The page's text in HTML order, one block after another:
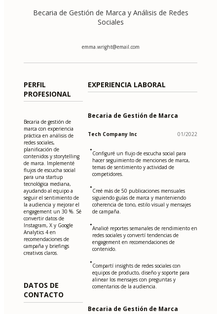
Becaria de Gestión de Marca y Análisis de Redes
Sociales
emma.wright@email.com
PERFIL
PROFESIONAL
Becaria de gestión de
marca con experiencia
práctica en análisis de
redes sociales,
planificación de
contenidos y storytelling
de marca. Implementé
flujos de escucha social
para una startup
tecnológica mediana,
ayudando al equipo a
seguir el sentimiento de
la audiencia y mejorar el
engagement un 30 %. Sé
convertir datos de
Instagram, X y Google
Analytics 4 en
recomendaciones de
campaña y briefings
creativos claros.
DATOS DE
CONTACTO
EXPERIENCIA LABORAL
Becaria de Gestión de Marca
Tech Company Inc 01/2022
•Configuré un flujo de escucha social para
hacer seguimiento de menciones de marca,
temas de sentimiento y actividad de
competidores.
•Creé más de 50 publicaciones mensuales
siguiendo guías de marca y manteniendo
coherencia de tono, estilo visual y mensajes
de campaña.
•Analicé reportes semanales de rendimiento en
redes sociales y convertí tendencias de
engagement en recomendaciones de
contenido.
•Compartí insights de redes sociales con
equipos de producto, diseño y soporte para
alinear los mensajes con preguntas y
comentarios de la audiencia.
Becaria de Gestión de Marca